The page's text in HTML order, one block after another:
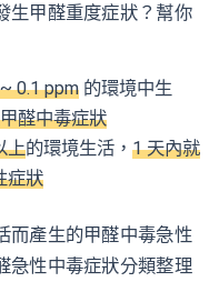
生甲醛重度症狀？幫你
0.1 ppm的環境中生
醛中毒症狀
上的環境生活， 1 天內就
症狀
而產生的甲醛中毒急性
急性中毒症狀分類整理